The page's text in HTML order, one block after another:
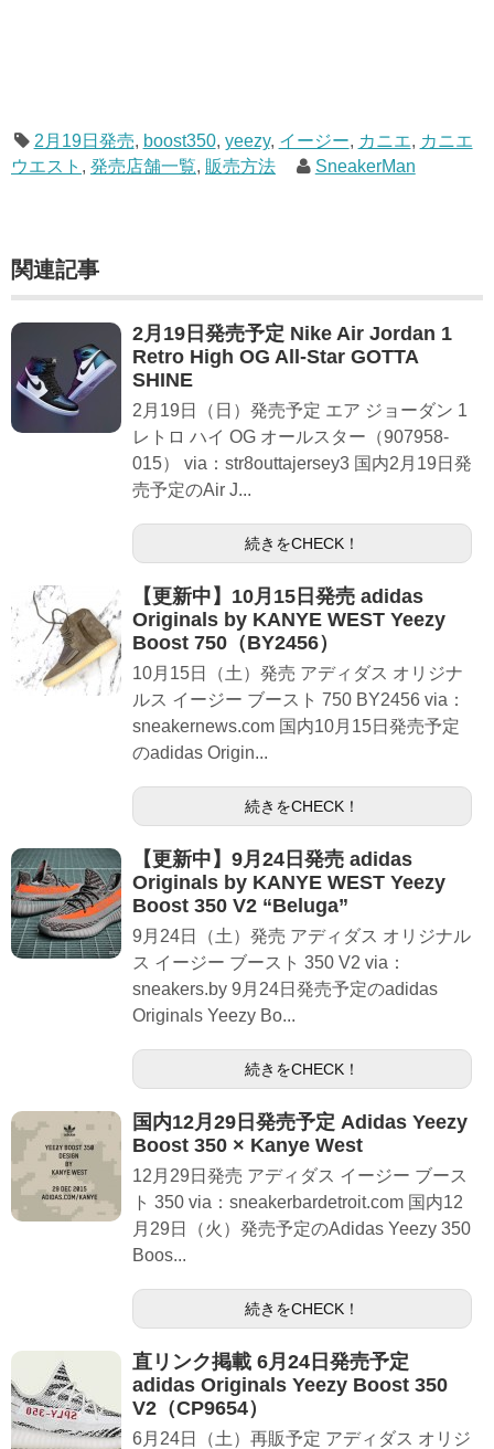
2月19日発売, boost350, yeezy, イージー, カニエ, カニエ
ウエスト , 発売店舗一覧, 販売方法 SneakerMan
関連記事
2月19日発売予定 Nike Air Jordan 1
Retro High OG All-Star GOTTA
SHINE
2月19日（日）発売予定 エア ジョーダン 1
レトロ ハイ OG オールスター（907958-
015） via：str8outtajersey3 国内2月19日発
売予定のAir J...
続きをCHECK！
【更新中】10月15日発売 adidas
Originals by KANYE WEST Yeezy
Boost 750（BY2456）
10月15日（土）発売 アディダス オリジナ
ルス イージー ブースト 750 BY2456 via：
sneakernews.com 国内10月15日発売予定
のadidas Origin...
続きをCHECK！
【更新中】9月24日発売 adidas
Originals by KANYE WEST Yeezy
Boost 350 V2 “Beluga”
9月24日（土）発売 アディダス オリジナル
ス イージー ブースト 350 V2 via：
sneakers.by 9月24日発売予定のadidas
Originals Yeezy Bo...
続きをCHECK！
国内12月29日発売予定 Adidas Yeezy
Boost 350 × Kanye West
12月29日発売 アディダス イージー ブース
ト 350 via：sneakerbardetroit.com 国内12
月29日（火）発売予定のAdidas Yeezy 350
Boos...
続きをCHECK！
直リンク掲載 6月24日発売予定
adidas Originals Yeezy Boost 350
V2（CP9654）
6月24日（土）再販予定 アディダス オリジ